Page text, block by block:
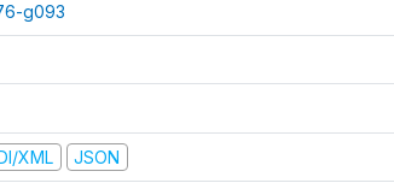
g093
XML JSON